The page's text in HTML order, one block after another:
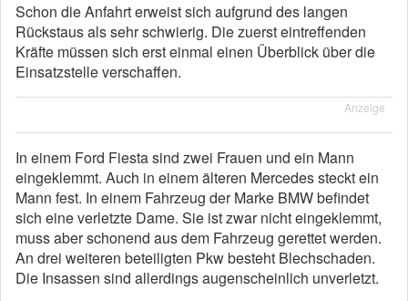
Schon die Anfahrt erweist sich aufgrund des langen
Rückstaus als sehr schwierig. Die zuerst eintreffenden
Kräfte müssen sich erst einmal einen Überblick über die
Einsatzstelle verschaffen.
Anzeige
In einem Ford Fiesta sind zwei Frauen und ein Mann
eingeklemmt. Auch in einem älteren Mercedes steckt ein
Mann fest. In einem Fahrzeug der Marke BMW befindet
sich eine verletzte Dame. Sie ist zwar nicht eingeklemmt,
muss aber schonend aus dem Fahrzeug gerettet werden.
An drei weiteren beteiligten Pkw besteht Blechschaden.
Die Insassen sind allerdings augenscheinlich unverletzt.